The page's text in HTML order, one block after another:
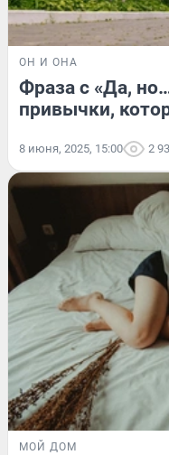
ОН И ОНА
Фраза с «Да,
привычки,
8 июня, 2025, 15:00 2
МОЙ ДОМ